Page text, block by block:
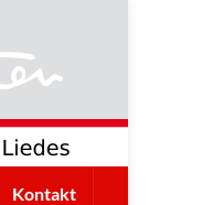
Kontakt